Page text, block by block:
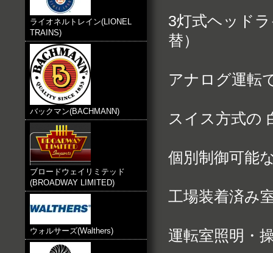
ライオネルトレイン(LIONEL
TRAINS)
バックマン(BACHMANN)
ブロードウェイリミテッド
(BROADWAY LIMITED)
ウォルサーズ(Walthers)
3灯式ヘッド
替）
アナログ運転
スイス方式の
個別制御可能
工場装着済み
運転室照明・